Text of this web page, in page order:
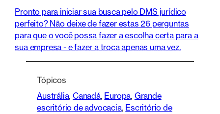
Pronto para iniciar sua busca pelo DMS jurídico
perfeito? Não deixe de fazer estas 26 perguntas
para que o você possa fazer a escolha certa para a
sua empresa - e fazer a troca apenas uma vez.
Tópicos
Austrália, Canadá, Europa, Grande
escritório de advocacia, Escritório de